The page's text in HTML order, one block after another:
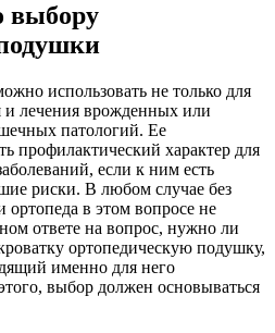
выбору
использовать не только для
и лечения врожденных или
патологий. Ее
профилактический характер для
если к ним есть
риски. В любом случае без
ортопеда в этом вопросе не
ответе на вопрос, нужно ли
ортопедическую подушку,
именно для него
выбор должен основываться